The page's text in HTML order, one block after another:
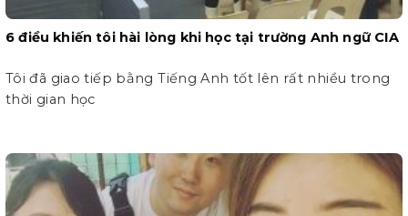
6 điều khiến tôi hài lòng khi học tại trường Anh ngữ CIA
Tôi đã giao tiếp bằng Tiếng Anh tốt lên rất nhiều trong
thời gian học